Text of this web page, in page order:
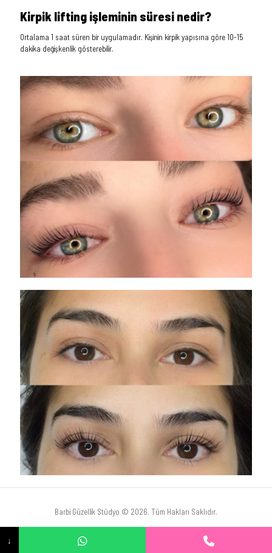
Kirpik lifting işleminin süresi nedir?
Ortalama 1 saat süren bir uygulamadır. Kişinin kirpik yapısına göre 10-15
dakika değişkenlik gösterebilir.
Barbi Güzellik Stüdyo © 2026. Tüm Hakları Saklıdır.
↓